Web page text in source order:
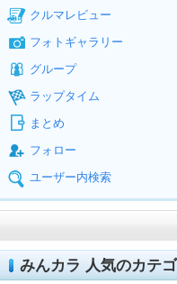
クルマレビュー
フォトギャラリー
グループ
ラップタイム
まとめ
フォロー
ユーザー内検索
みんカラ 人気のカテ